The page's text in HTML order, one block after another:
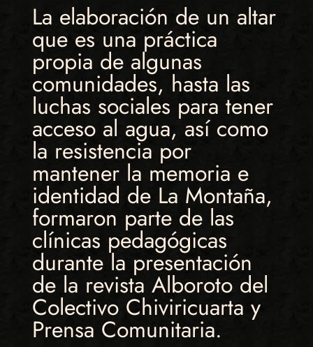
La elaboración de un altar
que es una práctica
propia de algunas
comunidades, hasta las
luchas sociales para tener
acceso al agua, así como
la resistencia por
mantener la memoria e
identidad de La Montaña,
formaron parte de las
clínicas pedagógicas
durante la presentación
de la revista Alboroto del
Colectivo Chiviricuarta y
Prensa Comunitaria.